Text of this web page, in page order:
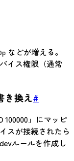
などが増える。
イス権限（通常
き換え#
100000」にマッピ
スが接続されたら
ルールを作成し